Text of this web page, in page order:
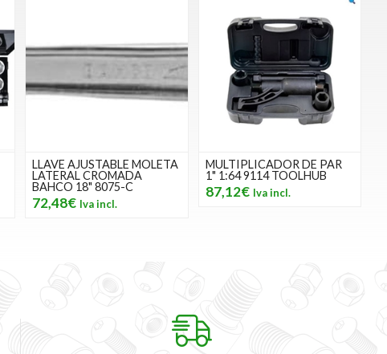
LLAVE AJUSTABLE MOLETA
LATERAL CROMADA
BAHCO 18" 8075-C
72,48€
MULTIPLICADOR DE PAR
1" 1:64 9114 TOOLHUB
87,12€